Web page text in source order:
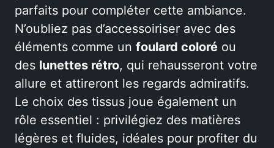
parfaits pour compléter cette ambiance.
N’oubliez pas d’accessoiriser avec des
éléments comme un foulard coloré ou
des lunettes rétro, qui rehausseront votre
allure et attireront les regards admiratifs.
Le choix des tissus joue également un
rôle essentiel : privilégiez des matières
légères et fluides, idéales pour profiter du